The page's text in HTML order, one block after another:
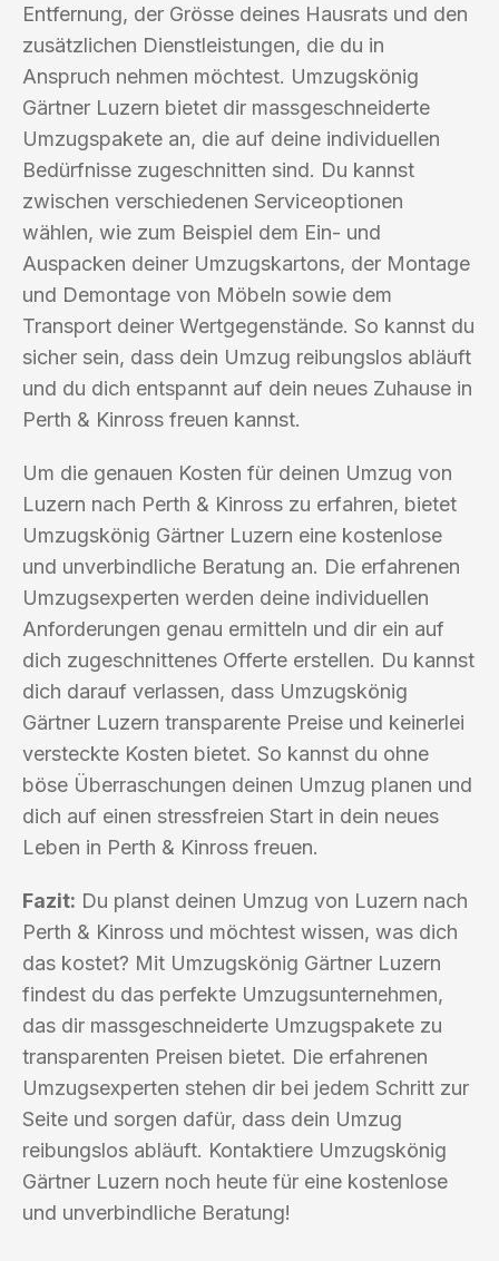
Entfernung, der Grösse deines Hausrats und den
zusätzlichen Dienstleistungen, die du in
Anspruch nehmen möchtest. Umzugskönig
Gärtner Luzern bietet dir massgeschneiderte
Umzugspakete an, die auf deine individuellen
Bedürfnisse zugeschnitten sind. Du kannst
zwischen verschiedenen Serviceoptionen
wählen, wie zum Beispiel dem Ein- und
Auspacken deiner Umzugskartons, der Montage
und Demontage von Möbeln sowie dem
Transport deiner Wertgegenstände. So kannst du
sicher sein, dass dein Umzug reibungslos abläuft
und du dich entspannt auf dein neues Zuhause in
Perth & Kinross freuen kannst.
Um die genauen Kosten für deinen Umzug von
Luzern nach Perth & Kinross zu erfahren, bietet
Umzugskönig Gärtner Luzern eine kostenlose
und unverbindliche Beratung an. Die erfahrenen
Umzugsexperten werden deine individuellen
Anforderungen genau ermitteln und dir ein auf
dich zugeschnittenes Offerte erstellen. Du kannst
dich darauf verlassen, dass Umzugskönig
Gärtner Luzern transparente Preise und keinerlei
versteckte Kosten bietet. So kannst du ohne
böse Überraschungen deinen Umzug planen und
dich auf einen stressfreien Start in dein neues
Leben in Perth & Kinross freuen.
Fazit: Du planst deinen Umzug von Luzern nach
Perth & Kinross und möchtest wissen, was dich
das kostet? Mit Umzugskönig Gärtner Luzern
findest du das perfekte Umzugsunternehmen,
das dir massgeschneiderte Umzugspakete zu
transparenten Preisen bietet. Die erfahrenen
Umzugsexperten stehen dir bei jedem Schritt zur
Seite und sorgen dafür, dass dein Umzug
reibungslos abläuft. Kontaktiere Umzugskönig
Gärtner Luzern noch heute für eine kostenlose
und unverbindliche Beratung!